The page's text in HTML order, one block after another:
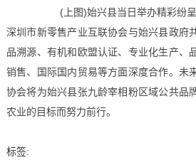
(上图)始兴县当日举办精彩纷
深圳市新零售产业互联协会与始兴县政府
品溯源、有机和欧盟认证、专业化生产、
销售、国际国内贸易等方面深度合作。未
协会将为始兴县张九龄宰相粉区域公共品
农业的目标而努力前行。
标签: